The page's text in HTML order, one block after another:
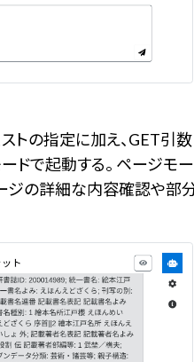
トの指定に加え、GET引
ドで起動する。 ページモ
ジの詳細な内容確認や